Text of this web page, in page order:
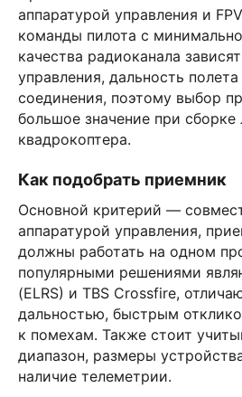
аппаратурой управления и
команды пилота с
качества радиоканала
управления, дальность
соединения, поэтому выбор
большое значение при сборке
квадрокоптера.
Как подобрать приемник
Основной критерий —
аппаратурой управления,
должны работать на одном
популярными решениями
(ELRS) и TBS Crossfire,
дальностью, быстрым
к помехам. Также стоит
диапазон, размеры
наличие телеметрии.